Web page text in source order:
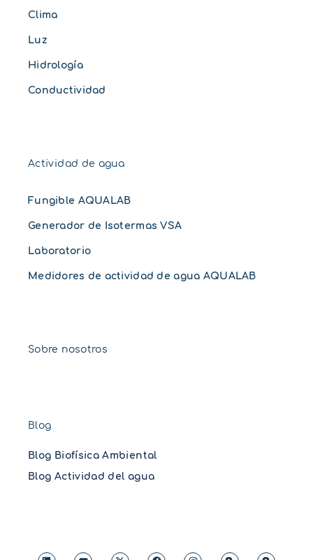
Clima
Luz
Hidrología
Conductividad
Actividad de agua
Fungible AQUALAB
Generador de Isotermas VSA
Laboratorio
Medidores de actividad de agua AQUALAB
Sobre nosotros
Blog
Blog Biofísica Ambiental
Blog Actividad del agua